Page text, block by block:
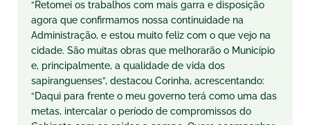
“Retomei os trabalhos com mais garra e disposição
agora que confirmamos nossa continuidade na
Administração, e estou muito feliz com o que vejo na
cidade. São muitas obras que melhorarão o Município
e, principalmente, a qualidade de vida dos
sapiranguenses”, destacou Corinha, acrescentando:
“Daqui para frente o meu governo terá como uma das
metas, intercalar o período de compromissos do